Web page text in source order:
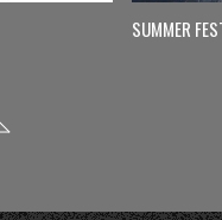
SUMMER